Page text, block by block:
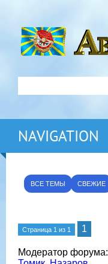
NAVIGATION
ВСЕ ТЕМЫ СВЕЖИЕ
Страница 1 из 1 1
Модератор форума: